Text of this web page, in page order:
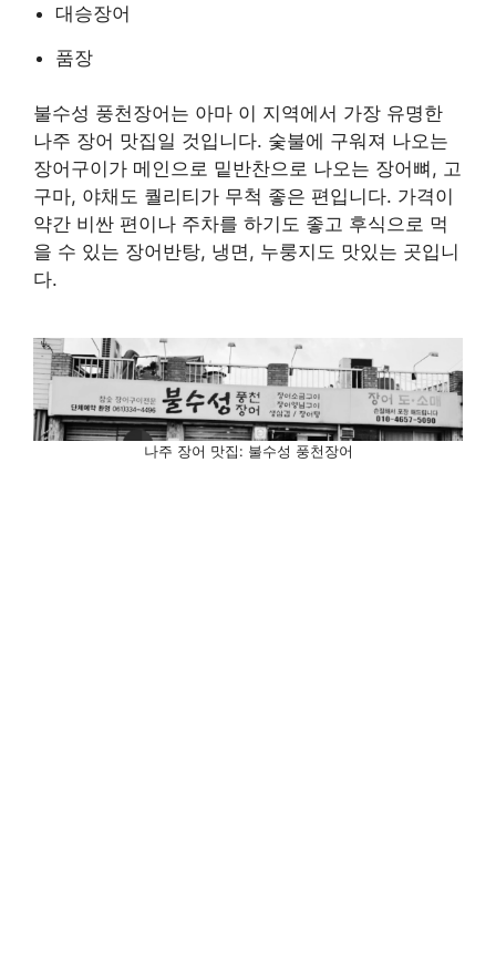
대승장어
품장
불수성 풍천장어는 아마 이 지역에서 가장 유명한
나주 장어 맛집일 것입니다. 숯불에 구워져 나오는
장어구이가 메인으로 밑반찬으로 나오는 장어뼈, 고
구마, 야채도 퀄리티가 무척 좋은 편입니다. 가격이
약간 비싼 편이나 주차를 하기도 좋고 후식으로 먹
을 수 있는 장어반탕, 냉면, 누룽지도 맛있는 곳입니
다.
나주 장어 맛집: 불수성 풍천장어